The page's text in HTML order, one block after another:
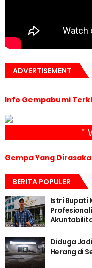
ADVERTISEMENT
Info Gempabumi
"
Gempa Yang
BERITA POPULER
Istri Bupati
Diduga
Herang di